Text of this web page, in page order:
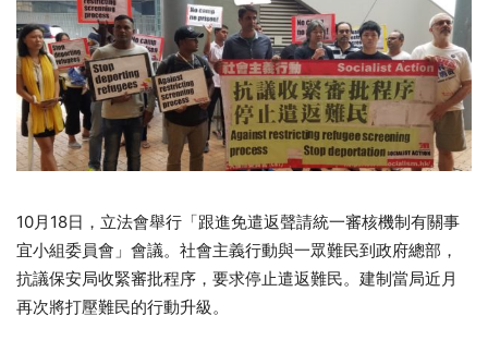
10月18日，立法會舉行「跟進免遣返聲請統一審核機制有關事
宜小組委員會」會議。社會主義行動與一眾難民到政府總部，
抗議保安局收緊審批程序，要求停止遣返難民。建制當局近月
再次將打壓難民的行動升級。